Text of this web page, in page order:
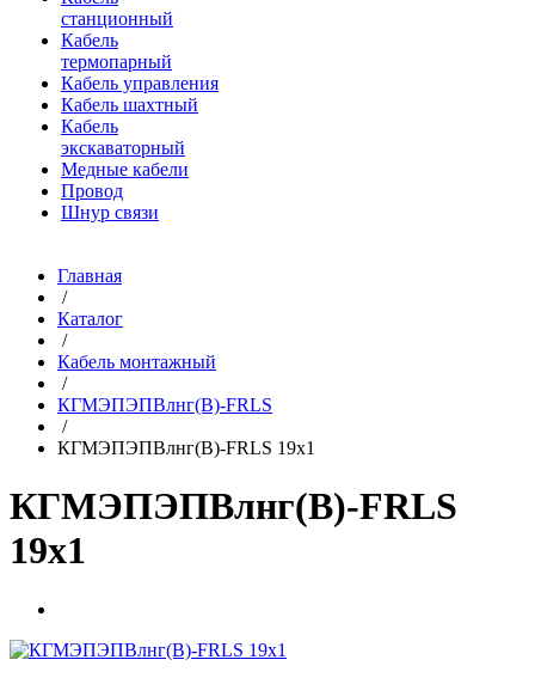
станционный
Кабель
термопарный
Кабель управления
Кабель шахтный
Кабель
экскаваторный
Медные кабели
Провод
Шнур связи
Главная
/
Каталог
/
Кабель монтажный
/
КГМЭПЭПВлнг(В)-FRLS
/
КГМЭПЭПВлнг(В)-FRLS 19х1
КГМЭПЭПВлнг(В)-FRLS
19х1